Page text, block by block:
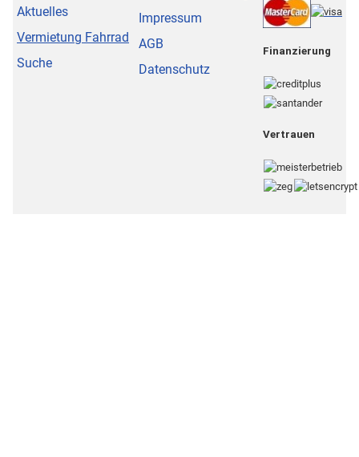
Aktuelles
Vermietung Fahrrad
Suche
Impressum
AGB
Datenschutz
Finanzierung
Vertrauen